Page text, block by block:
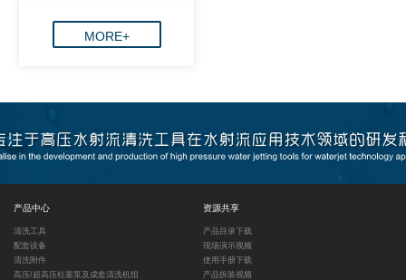
MORE+
产品中心
清洗工具
配套设备
清洗附件
高压/超高压柱塞泵及成套清洗机组
资源共享
产品目录下载
现场演示视频
使用手册下载
产品拆装视频